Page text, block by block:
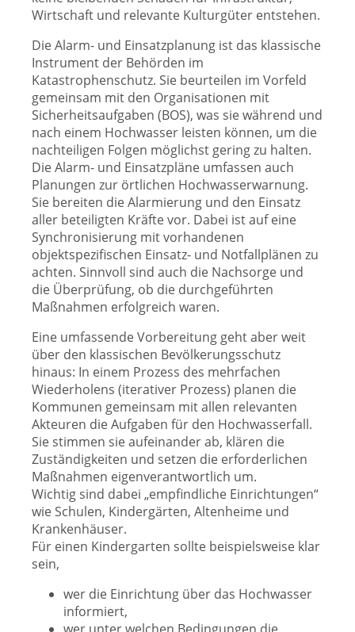
Wirtschaft und relevante Kulturgüter entstehen.
Die Alarm- und Einsatzplanung ist das klassische
Instrument der Behörden im
Katastrophenschutz. Sie beurteilen im Vorfeld
gemeinsam mit den Organisationen mit
Sicherheitsaufgaben (BOS), was sie während und
nach einem Hochwasser leisten können, um die
nachteiligen Folgen möglichst gering zu halten.
Die Alarm- und Einsatzpläne umfassen auch
Planungen zur örtlichen Hochwasserwarnung.
Sie bereiten die Alarmierung und den Einsatz
aller beteiligten Kräfte vor. Dabei ist auf eine
Synchronisierung mit vorhandenen
objektspezifischen Einsatz- und Notfallplänen zu
achten. Sinnvoll sind auch die Nachsorge und
die Überprüfung, ob die durchgeführten
Maßnahmen erfolgreich waren.
Eine umfassende Vorbereitung geht aber weit
über den klassischen Bevölkerungsschutz
hinaus: In einem Prozess des mehrfachen
Wiederholens (iterativer Prozess) planen die
Kommunen gemeinsam mit allen relevanten
Akteuren die Aufgaben für den Hochwasserfall.
Sie stimmen sie aufeinander ab, klären die
Zuständigkeiten und setzen die erforderlichen
Maßnahmen eigenverantwortlich um.
Wichtig sind dabei „empfindliche Einrichtungen“
wie Schulen, Kindergärten, Altenheime und
Krankenhäuser.
Für einen Kindergarten sollte beispielsweise klar
sein,
wer die Einrichtung über das Hochwasser
informiert,